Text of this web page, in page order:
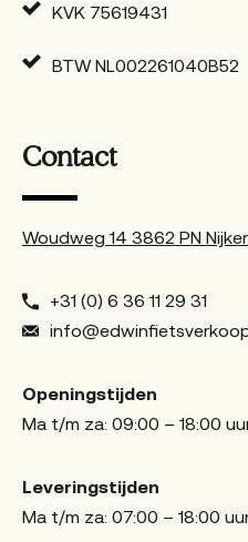
KVK 75619431
BTW NL002261040B52
Contact
Woudweg 14 3862 PN
+31 (0) 6 36 11 29 31
Openingstijden
Ma t/m za: 09:00 – 18:00
Leveringstijden
Ma t/m za: 07:00 – 18:00